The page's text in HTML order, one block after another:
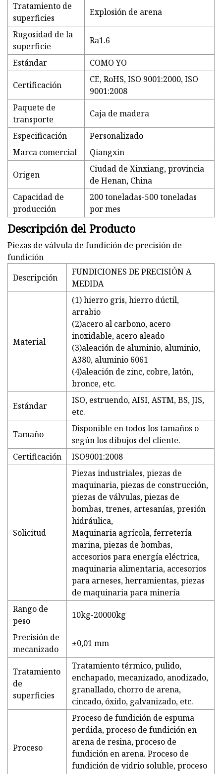
Tratamiento de
superficies
Explosión de arena
Rugosidad de la
superficie
Ra1.6
Estándar COMO YO
Certificación
CE, RoHS, ISO 9001:2000, ISO
9001:2008
Paquete de
transporte
Caja de madera
Especificación
Personalizado
Marca comercial
Qiangxin
Origen
Ciudad de Xinxiang, provincia
de Henan, China
Capacidad de
producción
200 toneladas-500 toneladas
por mes
Descripción del Producto
Piezas de válvula de fundición de precisión de
fundición
Descripción
FUNDICIONES DE PRECISIÓN A
MEDIDA
Material
(1) hierro gris, hierro dúctil,
arrabio
(2)acero al carbono, acero
inoxidable, acero aleado
(3)aleación de aluminio, aluminio,
A380, aluminio 6061
(4)aleación de zinc, cobre, latón,
bronce, etc.
Estándar
ISO, estruendo, AISI, ASTM, BS, JIS,
etc.
Tamaño
Disponible en todos los tamaños o
según los dibujos del cliente.
Certificación
ISO9001:2008
Solicitud
Piezas industriales, piezas de
maquinaria, piezas de construcción,
piezas de válvulas, piezas de
bombas, trenes, artesanías, presión
hidráulica,
Maquinaria agrícola, ferretería
marina, piezas de bombas,
accesorios para energía eléctrica,
maquinaria alimentaria, accesorios
para arneses, herramientas, piezas
de maquinaria para minería
Rango de
peso
10kg-20000kg
Precisión de
mecanizado
±0,01 mm
Tratamiento
de
superficies
Tratamiento térmico, pulido,
enchapado, mecanizado, anodizado,
granallado, chorro de arena,
cincado, óxido, galvanizado, etc.
Proceso
Proceso de fundición de espuma
perdida, proceso de fundición en
arena de resina, proceso de
fundición en arena. Proceso de
fundición de vidrio soluble, proceso